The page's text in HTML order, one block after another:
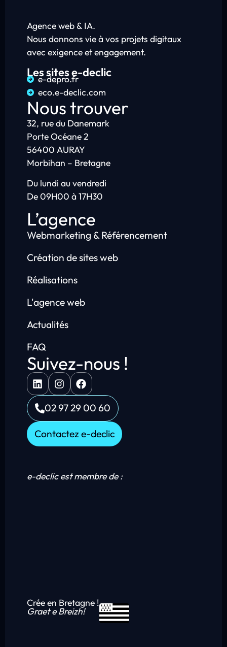
Agence web & IA.
Nous donnons vie à vos projets digitaux
avec exigence et engagement.
Les sites e-declic
e-depro.fr
eco.e-declic.com
Nous trouver
32, rue du Danemark
Porte Océane 2
56400 AURAY
Morbihan – Bretagne
Du lundi au vendredi
De 09H00 à 17H30
L’agence
Webmarketing & Référencement
Création de sites web
Réalisations
L'agence web
Actualités
FAQ
Suivez-nous !
02 97 29 00 60
Contactez e-declic
e-declic est membre de :
Crée en Bretagne !
Graet e Breizh!